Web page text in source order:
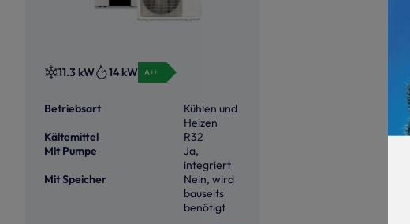
11.3 kW 14 kW A++
Betriebsart
Kühlen und
Heizen
Kältemittel
R32
Mit Pumpe
Ja,
integriert
Mit Speicher
Nein, wird
bauseits
benötigt